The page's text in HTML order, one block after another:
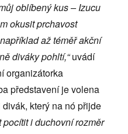
oblíbený kus – Izucu
okusit prchavost
až téměř akční
diváky pohltí,“uvádí
organizátorka
představení je volena
který na nó přijde
pocítit i duchovní rozměr